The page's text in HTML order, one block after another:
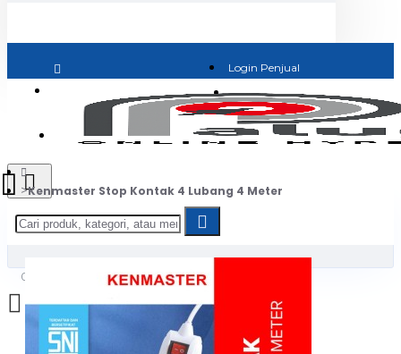
Login Penjual
Jadi Penjual
0
Daftar belanja Anda kosong!
Kenmaster Stop Kontak 4 Lubang 4 Meter